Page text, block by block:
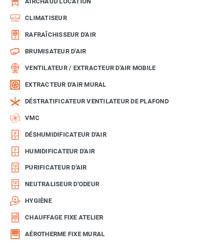
CLIMATISEUR
RAFRAÎCHISSEUR D'AIR
BRUMISATEUR D'AIR
VENTILATEUR / EXTRACTEUR D'AIR MOBILE
EXTRACTEUR D'AIR MURAL
DÉSTRATIFICATEUR VENTILATEUR DE PLAFOND
VMC
DÉSHUMIDIFICATEUR D'AIR
HUMIDIFICATEUR D'AIR
PURIFICATEUR D'AIR
NEUTRALISEUR D'ODEUR
HYGIÈNE
CHAUFFAGE FIXE ATELIER
AÉROTHERME FIXE MURAL